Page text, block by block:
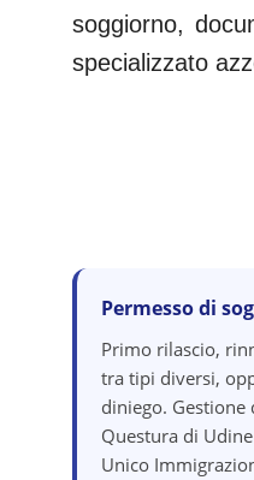
soggiorno,
specializzato
Permesso di
Primo rilascio,
tra tipi diversi,
diniego.
Questura di
Unico